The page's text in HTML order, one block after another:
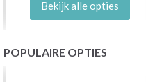
Bekijk alle opties
POPULAIRE OPTIES